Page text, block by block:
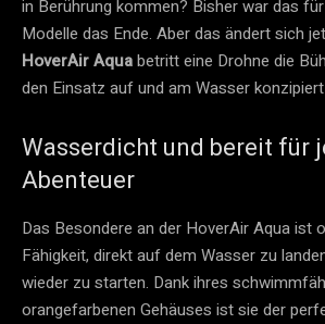
in Berührung kommen? Bisher war das
Modelle das Ende. Aber das ändert sich
HoverAir Aquabetritt eine Drohne die
den Einsatz auf und am Wasser
Wasserdicht und bereit für
Abenteuer
Das Besondere an der HoverAir Aqua ist
Fähigkeit, direkt auf dem Wasser zu
wieder zu starten. Dank ihres
orangefarbenen Gehäuses ist sie der